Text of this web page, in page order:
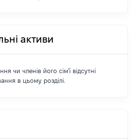
активи
чи членів його сім'ї відсутні
в цьому розділі.